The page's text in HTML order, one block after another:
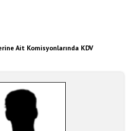
Ait Komisyonlarında KDV